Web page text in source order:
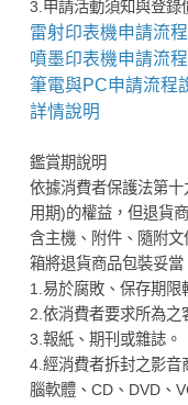
3.申請活動須知與登錄
雷射印表機申請流
噴墨印表機申請流
筆電與PC申請流程
詳情說明
鑑賞期說明
依據消費者保護法第
用期)的權益，但退貨
含主機、附件、隨附
箱將退貨商品包裝妥當
1.易於腐敗、保存期限
2.依消費者要求所為之
3.報紙、期刊或雜誌。
4.經消費者拆封之影音
腦軟體、CD、DVD、